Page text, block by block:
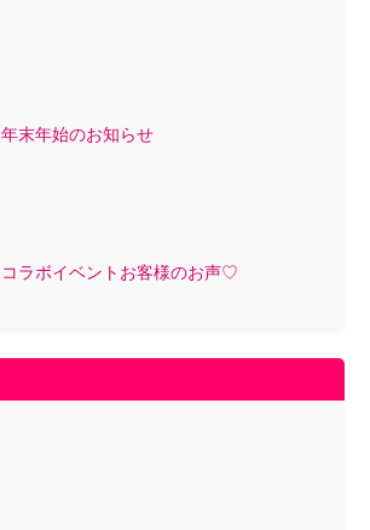
年末年始のお知らせ
コラボイベントお客様のお声♡